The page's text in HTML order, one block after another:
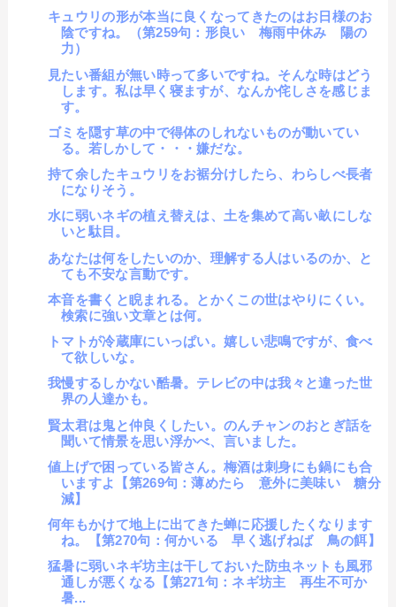
キュウリの形が本当に良くなってきたのはお日様のお
陰ですね。（第259句：形良い 梅雨中休み 陽の
力）
見たい番組が無い時って多いですね。そんな時はどう
します。私は早く寝ますが、なんか侘しさを感じま
す。
ゴミを隠す草の中で得体のしれないものが動いてい
る。若しかして・・・嫌だな。
持て余したキュウリをお裾分けしたら、わらしべ長者
になりそう。
水に弱いネギの植え替えは、土を集めて高い畝にしな
いと駄目。
あなたは何をしたいのか、理解する人はいるのか、と
ても不安な言動です。
本音を書くと睨まれる。とかくこの世はやりにくい。
検索に強い文章とは何。
トマトが冷蔵庫にいっぱい。嬉しい悲鳴ですが、食べ
て欲しいな。
我慢するしかない酷暑。テレビの中は我々と違った世
界の人達かも。
賢太君は鬼と仲良くしたい。のんチャンのおとぎ話を
聞いて情景を思い浮かべ、言いました。
値上げで困っている皆さん。梅酒は刺身にも鍋にも合
いますよ【第269句：薄めたら 意外に美味い 糖分
減】
何年もかけて地上に出てきた蝉に応援したくなります
ね。【第270句：何かいる 早く逃げねば 鳥の餌】
猛暑に弱いネギ坊主は干しておいた防虫ネットも風邪
通しが悪くなる【第271句：ネギ坊主 再生不可か
暑...